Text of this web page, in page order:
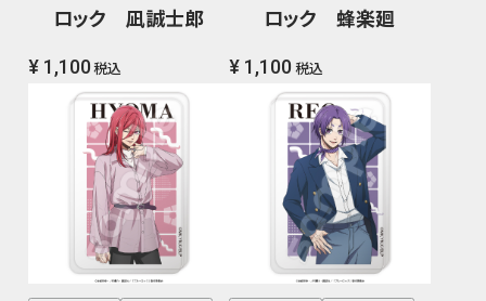
ロック 凪誠士郎
¥ 1,100 税込
ロック 蜂楽廻
¥ 1,100 税込